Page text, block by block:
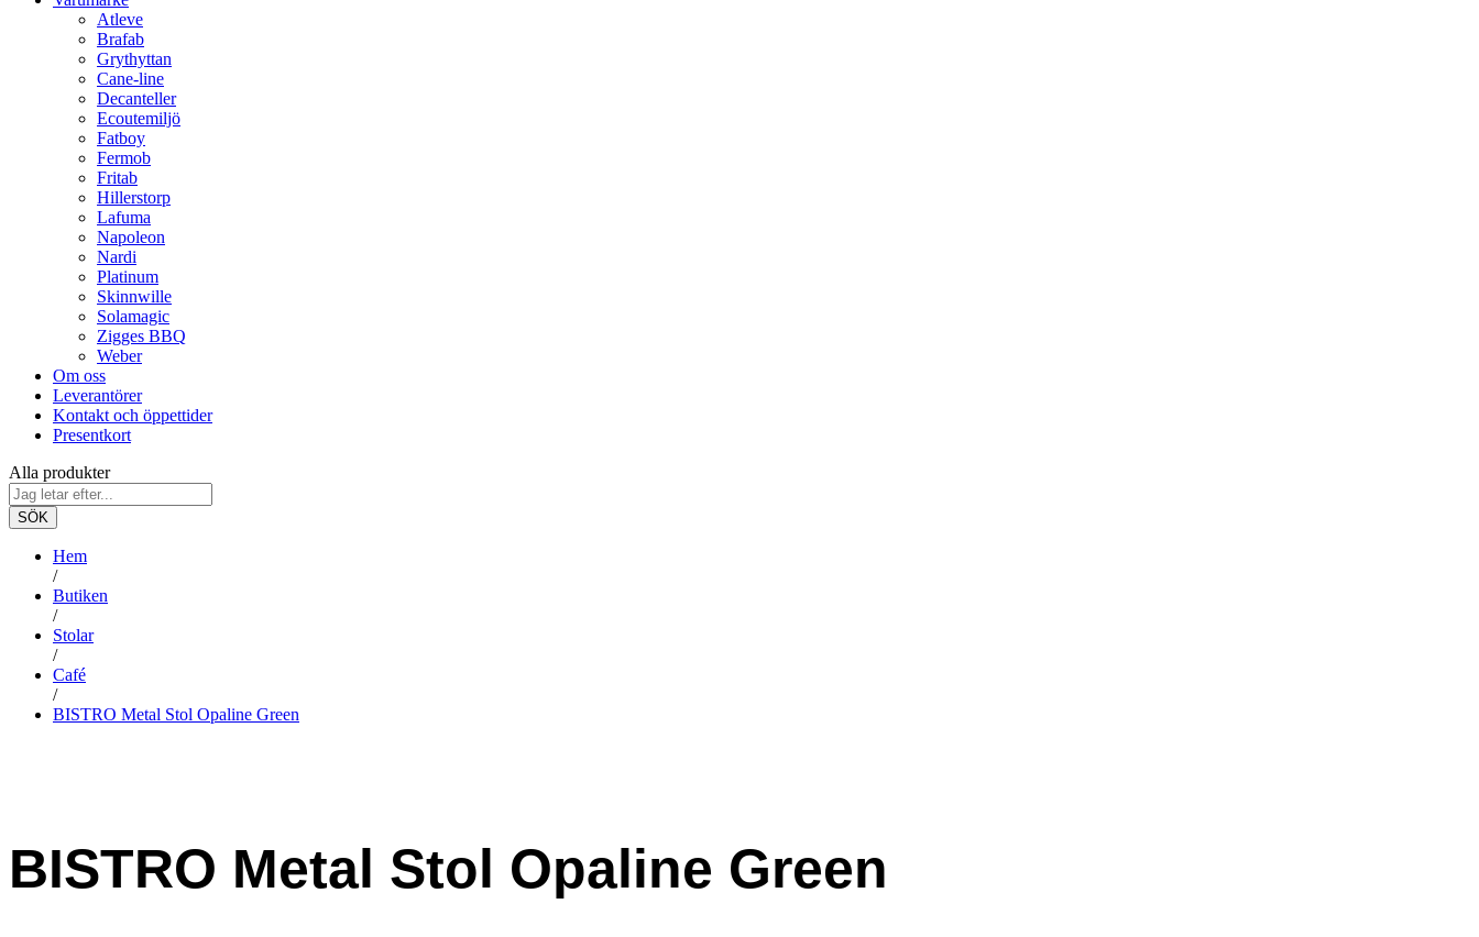
Atleve
Brafab
Grythyttan
Cane-line
Decanteller
Ecoutemiljö
Fatboy
Fermob
Fritab
Hillerstorp
Lafuma
Napoleon
Nardi
Platinum
Skinnwille
Solamagic
Zigges BBQ
Weber
Om oss
Leverantörer
Kontakt och öppettider
Presentkort
Alla produkter
SÖK
Hem
/
Butiken
/
Stolar
/
Café
/
BISTRO Metal Stol Opaline Green
BISTRO Metal Stol Opaline Green